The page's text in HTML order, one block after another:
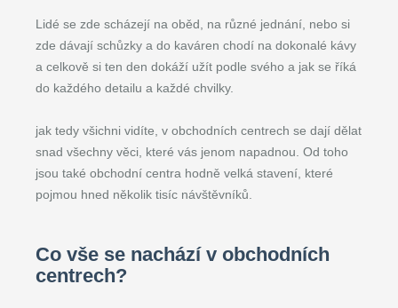
Lidé se zde scházejí na oběd, na různé jednání, nebo si
zde dávají schůzky a do kaváren chodí na dokonalé kávy
a celkově si ten den dokáží užít podle svého a jak se říká
do každého detailu a každé chvilky.
jak tedy všichni vidíte, v obchodních centrech se dají dělat
snad všechny věci, které vás jenom napadnou. Od toho
jsou také obchodní centra hodně velká stavení, které
pojmou hned několik tisíc návštěvníků.
Co vše se nachází v obchodních
centrech?